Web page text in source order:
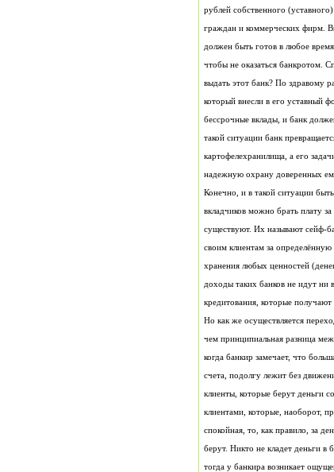
рублей собственного
граждан и коммерческих фирм.
должен быть готов в любое
чтобы не оказаться банкротом.
выдать этот банк? По здравому
который внесли в его уставный
бессрочные вклады, и банк
такой ситуации банк
картофелехранилища, а его
надежную охрану доверенных
Конечно, и в такой ситуации
вкладчиков можно брать плату
существуют. Их называют сейф-
своим клиентам за
хранения любых ценностей
доходы таких банков не идут ни
кредитования, которые получают
Но как же осуществляется
чем принципиальная разница
когда банкир замечает, что
счета, подолгу лежит без
клиенты, которые берут деньги
клиентами, которые, наоборот,
спокойная, то, как правило, за
берут. Никто не кладет деньги
тогда у банкира возникает